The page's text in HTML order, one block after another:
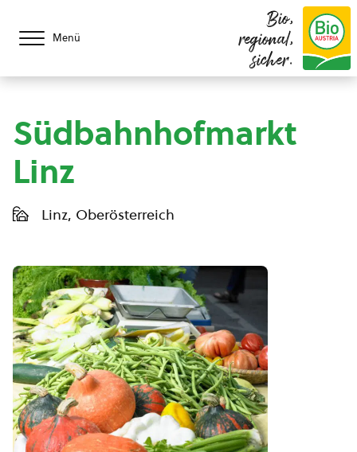
Menü
Bio,
regional,
sicher.
Südbahnhofmarkt
Linz
Linz, Oberösterreich